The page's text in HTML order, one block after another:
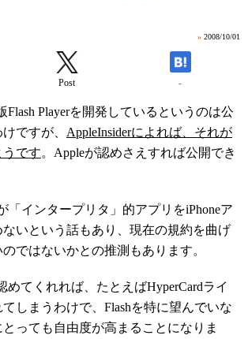
» 2008/10/01
Post -
Flash Playerを開発しているというのは公
ですが、 AppleInsiderによれば、それが
です。Appleが認めさえすれば公開でき
インタープリタ」的アプリをiPhoneア
いという話もあり、現在の規約を曲げ
ではないかとの推測もあります。
てくれれば、たとえばHyperCardライ
しまうわけで、Flashを特に望んでいな
っても自由度が高まることになりま